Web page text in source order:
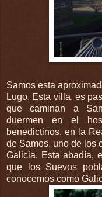
Samos esta
Lugo. Esta villa, es
que caminan a
duermen en el
benedictinos, en la
de Samos, uno de los
Galicia. Esta abadía,
que los Suevos
conocemos como